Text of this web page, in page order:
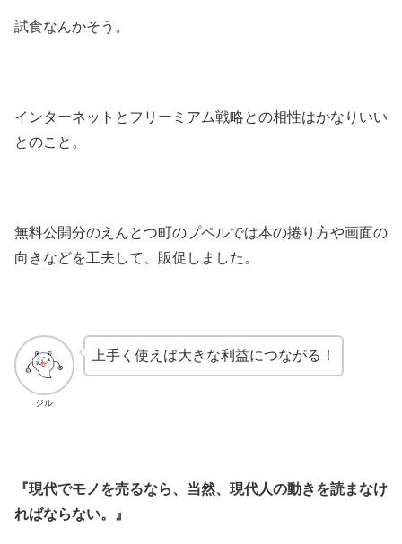
試食なんかそう。
インターネットとフリーミアム戦略との相性はかなりいい
とのこと。
無料公開分のえんとつ町のプペルでは本の捲り方や画面の
向きなどを工夫して、販促しました。
ジル
上手く使えば大きな利益につながる！
『現代でモノを売るなら、当然、現代人の動きを読まなけ
ればならない。』